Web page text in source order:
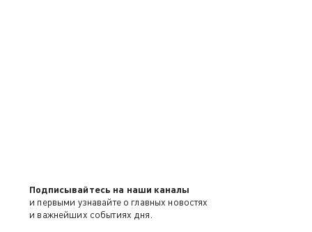
Подписывайтесь на наши каналы
и первыми узнавайте о главных новостях
и важнейших событиях дня.